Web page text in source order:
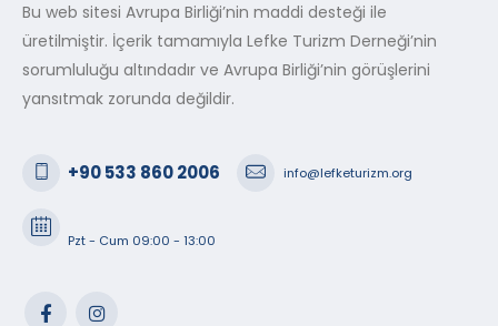
Bu web sitesi Avrupa Birliği’nin maddi desteği ile
üretilmiştir. İçerik tamamıyla Lefke Turizm Derneği’nin
sorumluluğu altındadır ve Avrupa Birliği’nin görüşlerini
yansıtmak zorunda değildir.
+90 533 860 2006 info@lefketurizm.org
Pzt - Cum 09:00 - 13:00